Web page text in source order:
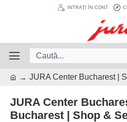
INTRAȚI ÎN CONT
JURA Center Bucharest |
JURA Center
Bucharest | Shop &